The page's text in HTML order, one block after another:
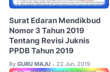
Surat Edaran Mendikbud
Nomor 3 Tahun 2019
Tentang Revisi Juknis
PPDB Tahun 2019
By GURU MAJU • 22 Jun, 2019